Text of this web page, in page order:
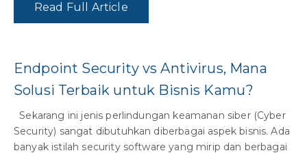
Read Full Article
Endpoint Security vs Antivirus, Mana
Solusi Terbaik untuk Bisnis Kamu?
Sekarang ini jenis perlindungan keamanan siber (Cyber
Security) sangat dibutuhkan diberbagai aspek bisnis. Ada
banyak istilah security software yang mirip dan berbagai